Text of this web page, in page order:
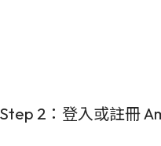
Step 2：登入或註冊